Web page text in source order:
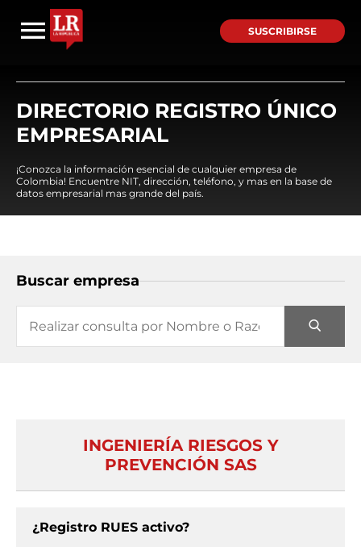
SUSCRIBIRSE
DIRECTORIO REGISTRO ÚNICO
EMPRESARIAL
¡Conozca la información esencial de cualquier empresa de
Colombia! Encuentre NIT, dirección, teléfono, y mas en la base de
datos empresarial mas grande del país.
Buscar empresa
INGENIERÍA RIESGOS Y
PREVENCIÓN SAS
¿Registro RUES activo?